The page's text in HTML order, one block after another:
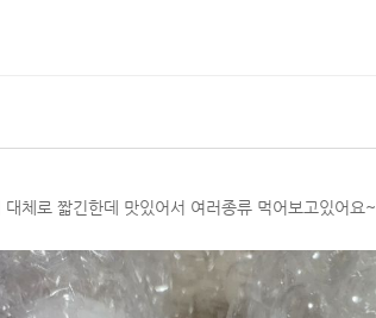
체로 짧긴한데 맛있어서 여러종류 먹어보고있어요~